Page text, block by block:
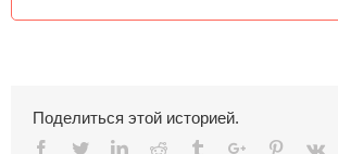
Поделиться этой историей.
Facebook
TwitterLinkedinReddit TumblrGoogle+Pinterest
Vk